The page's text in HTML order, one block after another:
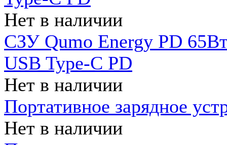
Нет в наличии
СЗУ Qumo Energy PD
USB Type-C PD
Нет в наличии
Портативное зарядное
Нет в наличии